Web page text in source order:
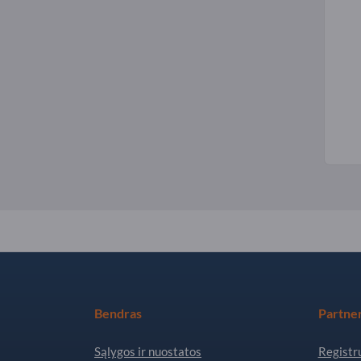
Bendras
Sąlygos ir nuostatos